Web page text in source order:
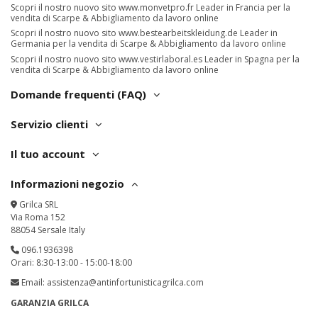
Scopri il nostro nuovo sito www.monvetpro.fr Leader in Francia per la
vendita di Scarpe & Abbigliamento da lavoro online
Scopri il nostro nuovo sito www.bestearbeitskleidung.de Leader in
Germania per la vendita di Scarpe & Abbigliamento da lavoro online
Scopri il nostro nuovo sito www.vestirlaboral.es Leader in Spagna per la
vendita di Scarpe & Abbigliamento da lavoro online
Domande frequenti (FAQ)
Servizio clienti
Il tuo account
Informazioni negozio
Grilca SRL
Via Roma 152
88054 Sersale Italy
096.1936398
Orari: 8:30-13:00 - 15:00-18:00
Email: assistenza@antinfortunisticagrilca.com
GARANZIA GRILCA